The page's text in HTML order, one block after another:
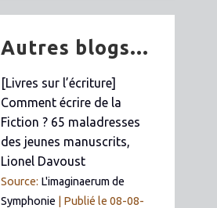
Autres blogs...
[Livres sur l’écriture]
Comment écrire de la
Fiction ? 65 maladresses
des jeunes manuscrits,
Lionel Davoust
Source: L'imaginaerum de
Symphonie
Publié le 08-08-